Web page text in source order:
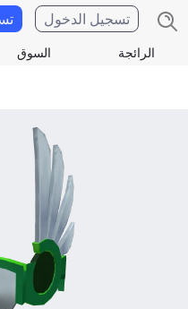
الرائجة السوق
تسجيل الدخول